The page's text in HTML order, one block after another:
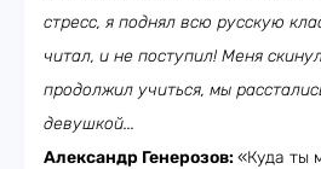
стресс, я поднял всю русскую
читал, и не поступил! Меня
продолжил учиться, мы
девушкой...
Александр Генерозов:«Куда ты